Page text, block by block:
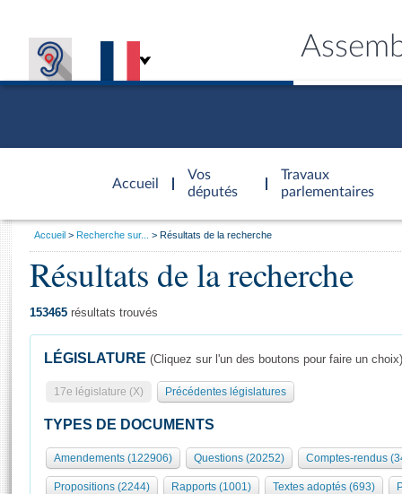
Accueil
d'accueil
Vos
députés
Travaux
parlementaires
Présidence
577 députés
Groupes politiques
Séance publique
Commissions et autres organes
Europe et International
Général
Rôle et pouvoirs de l'Assemblée
Organisation de l'Assemblée
Présidence Conférence des Présidents Bureau Collège des
Visiter l'Assemblée
Visite virtuelle du palais Bourbon
Assister à une séance
Vous
Accueil Recherche sur... Résultats de la recherche
Résultats de la recherche
153465 résultats trouvés
LÉGISLATURE (Cliquez sur l'un des boutons pour faire un choix)
17e législature (X) Précédentes législatures
TYPES DE DOCUMENTS
Amendements (122906) Questions (20252) Comptes-rendus
Propositions (2244) Rapports (1001) Textes adoptés (693)